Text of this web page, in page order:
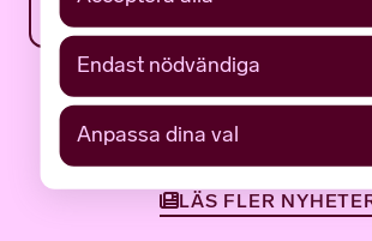
LÄS FLER
Endast nödvändiga
Anpassa dina val